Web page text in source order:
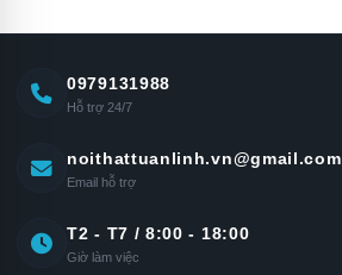
0979131988
Hỗ trợ 24/7
noithattuanlinh.vn@gmail.com
Email hỗ trợ
T2 - T7 / 8:00 - 18:00
Giờ làm việc